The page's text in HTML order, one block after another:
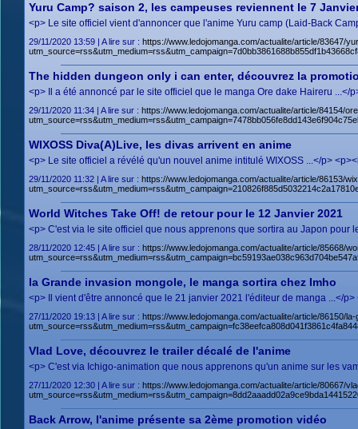
Yuru Camp? saison 2, les campeuses reviennent le 7
<p> Le site officiel vient d'annoncer que l'anime Yuru camp (Laid-Back
29/11/2020 13:59 | A lire sur : https://www.ledojomanga.com/actualite/article/83647/
The hidden dungeon only i can enter, découvrez la
<p> Il a été annoncé par le site officiel que le manga Ore dake Haireru
29/11/2020 11:34 | A lire sur : https://www.ledojomanga.com/actualite/article/84154/
WIXOSS Diva(A)Live, les divas arrivent en anime
<p> Le site officiel a révélé qu'un nouvel anime intitulé WIXOSS ...</p>
29/11/2020 11:32 | A lire sur : https://www.ledojomanga.com/actualite/article/86153/
World Witches Take Off! de retour pour le 12 Janvier 2021
<p> C'est via le site officiel que nous apprenons que sortira au Japon pour
28/11/2020 12:45 | A lire sur : https://www.ledojomanga.com/actualite/article/85668/
la Grande invasion mongole, le manga sortira chez Imho
<p> Il vient d'être annoncé que le 21 janvier 2021 l'éditeur de manga ...</
27/11/2020 19:13 | A lire sur : https://www.ledojomanga.com/actualite/article/86150/
Vlad Love, découvrez le trailer décalé de l'anime
<p> C'est via Ichigo-animation que nous apprenons qu'un anime sur les
27/11/2020 12:30 | A lire sur : https://www.ledojomanga.com/actualite/article/80667/
Back Arrow, l'anime présente sa 2ème promotion vidéo